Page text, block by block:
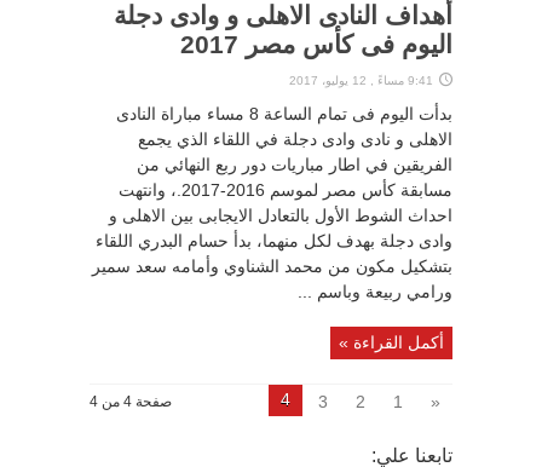
أهداف النادى الاهلى و وادى دجلة
اليوم فى كأس مصر 2017
9:41 مساءً , 12 يوليو، 2017
بدأت اليوم فى تمام الساعة 8 مساء مباراة النادى
الاهلى و نادى وادى دجلة في اللقاء الذي يجمع
الفريقين في اطار مباريات دور ربع النهائي من
مسابقة كأس مصر لموسم 2016-2017.، وانتهت
احداث الشوط الأول بالتعادل الايجابى بين الاهلى و
وادى دجلة بهدف لكل منهما، بدأ حسام البدري اللقاء
بتشكيل مكون من محمد الشناوي وأمامه سعد سمير
ورامي ربيعة وباسم ...
أكمل القراءة »
صفحة 4 من 4 «
1
2
3
4
تابعنا علي: